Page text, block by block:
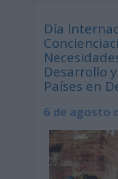
Día
Desarrollo
Países en
6 de agosto